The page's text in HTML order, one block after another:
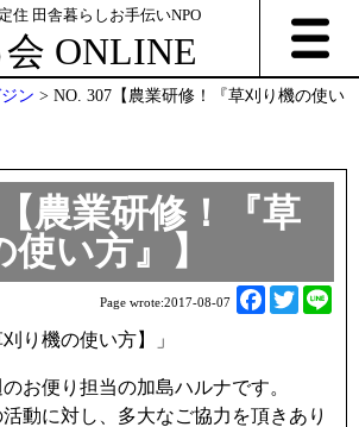
住 田舎暮らしお手伝いNPO
ONLINE
ン > NO. 307【農業研修！『草刈り機の使い
農業研修！『草
い方』】
Page wrote:2017-08-07
F
e
b
T
t
り機の使い方】」
お便り担当の加島ハルナです。
動に対し、多大なご協力を頂きあり